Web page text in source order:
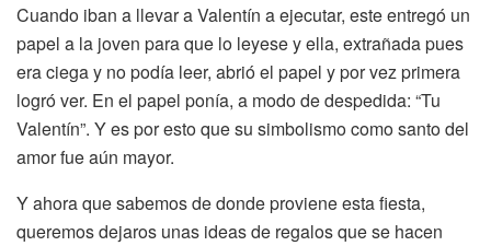
Cuando iban a llevar a Valentín a ejecutar, este entregó un
papel a la joven para que lo leyese y ella, extrañada pues
era ciega y no podía leer, abrió el papel y por vez primera
logró ver. En el papel ponía, a modo de despedida: “Tu
Valentín”. Y es por esto que su simbolismo como santo del
amor fue aún mayor.
Y ahora que sabemos de donde proviene esta fiesta,
queremos dejaros unas ideas de regalos que se hacen